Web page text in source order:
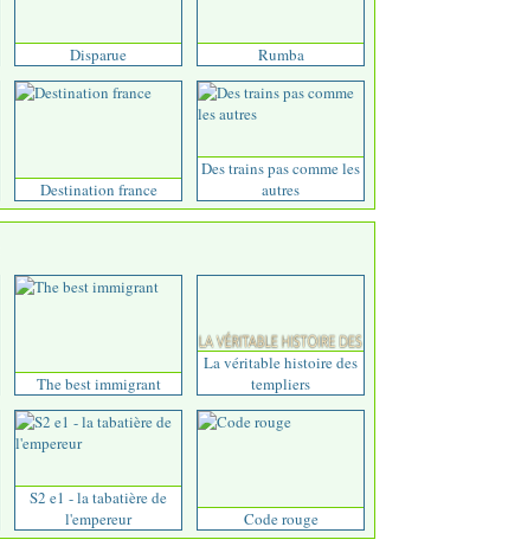
Disparue Rumba
Destination france
Des trains pas comme les
autres
The best immigrant
La véritable histoire des
templiers
S2 e1 - la tabatière de
l'empereur
Code rouge